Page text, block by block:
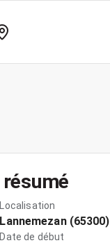
résumé
Localisation
Lannemezan (65300)
Date de début